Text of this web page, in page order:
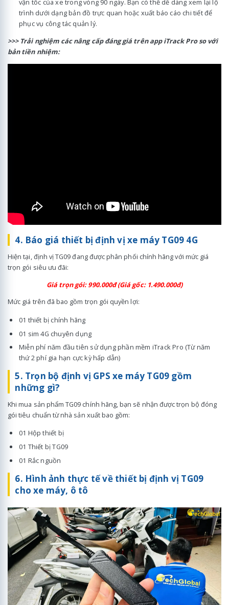
vận tốc của xe trong vòng 90 ngày. Bạn có thể dễ dàng xem lại lộ
trình dưới dạng bản đồ trực quan hoặc xuất báo cáo chi tiết để
phục vụ công tác quản lý.
>>> Trải nghiệm các nâng cấp đáng giá trên app iTrack Pro so với
bản tiền nhiệm:
4. Báo giá thiết bị định vị xe máy TG09 4G
Hiện tại, định vị TG09 đang được phân phối chính hãng với mức giá
trọn gói siêu ưu đãi:
Giá trọn gói: 990.000đ (Giá gốc: 1.490.000đ)
Mức giá trên đã bao gồm trọn gói quyền lợi:
01 thiết bị chính hãng
01 sim 4G chuyên dụng
Miễn phí năm đầu tiên sử dụng phần mềm iTrack Pro (Từ năm
thứ 2 phí gia hạn cực kỳ hấp dẫn)
5. Trọn bộ định vị GPS xe máy TG09 gồm
những gì?
Khi mua sản phẩm TG09 chính hãng, bạn sẽ nhận được trọn bộ đóng
gói tiêu chuẩn từ nhà sản xuất bao gồm:
01 Hộp thiết bị
01 Thiết bị TG09
01 Rắc nguồn
6. Hình ảnh thực tế về thiết bị định vị TG09
cho xe máy, ô tô